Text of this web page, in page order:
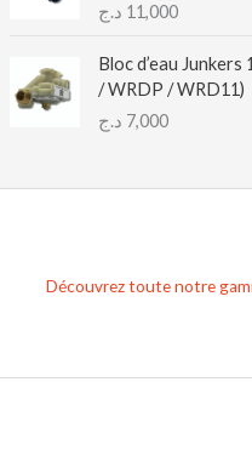
11,000 د.ج
Bloc d’eau
/ WRDP / WRD11)
7,000 د.ج
Découvrez toute notre